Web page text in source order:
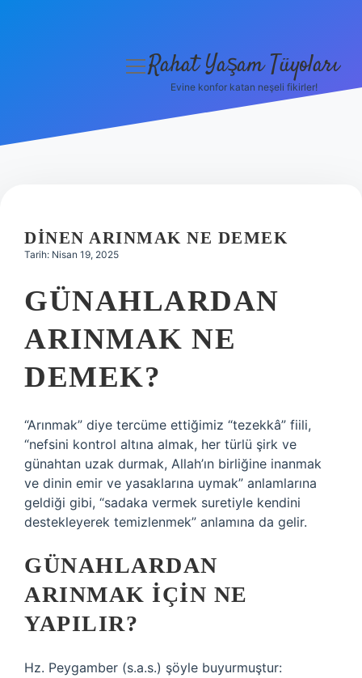
Hakkımızda
menüyü
Rahat Yaşam Tüyoları
Evine konfor katan neşeli fikirler!
DINEN ARINMAK NE DEMEK
Tarih: Nisan 19, 2025
GÜNAHLARDAN
ARINMAK NE
DEMEK?
“Arınmak” diye tercüme ettiğimiz “tezekkâ” fiili,
“nefsini kontrol altına almak, her türlü şirk ve
günahtan uzak durmak, Allah’ın birliğine inanmak
ve dinin emir ve yasaklarına uymak” anlamlarına
geldiği gibi, “sadaka vermek suretiyle kendini
destekleyerek temizlenmek” anlamına da gelir.
GÜNAHLARDAN
ARINMAK IÇIN NE
YAPILIR?
Hz. Peygamber (s.a.s.) şöyle buyurmuştur: